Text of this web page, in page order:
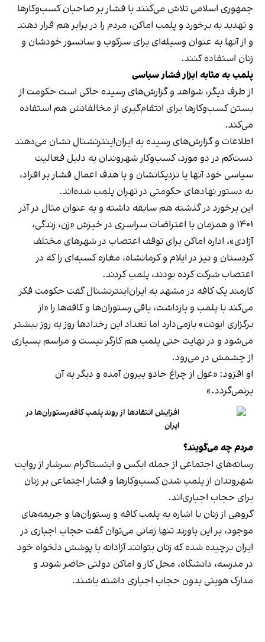
جمهوری اسلامی تلاش می‌کنند با فشار بر صاحبان کسب‌وکارها
و تهدید به برخورد و پلمب اماکن، مردم را در برابر هم قرار دهند
و از آنها به عنوان وسیله‌ای برای سرکوب و سانسور خودشان و
زنان استفاده کنند.
پلمب به مثابه ابزار فشار سیاسی
از طرف دیگر، شواهد و گزارش‌های رسیده حاکی است حکومت از
بستن کسب‌وکارها برای انتقام‌گیری از مخالفانش هم استفاده
می‌کند.
اطلاعات و گزارش‌های رسیده به ایران‌اینترنشنال نشان می‌دهند
دست‌کم در دو مورد، کسب‌وکار شهروندان به دلیل فعالیت
سیاسی خود آنها یا نزدیکانشان و با هدف اعمال فشار بر افراد،
به دستور نهادهای حکومتی در تهران پلمب شده‌اند.
این برخورد در گذشته هم سابقه داشته و به عنوان مثال در آذر
۱۴۰۱ و همزمان با اعتراضات سراسری در خیزش «زن، زندگی،
آزادی»، اداره اماکن برای توقف اعتصاب در شهرهای مختلف
کردستان و نیز در ایلام و کرمانشاه، مغازه کسبه‌ای را که در
اعتصاب شرکت کرده بودند، پلمب کردند.
کارمند یک کافه در مشهد به ایران‌اینترنشنال گفت حکومت فکر
می‌کند با پلمب و بازداشت، باقی رستوران‌ها و کافه‌ها را «از
برگزاری ایونت» بازمی‌دارد اما تعداد این رخدادها روز به روز بیشتر
می‌شود و در نهایت حتی پلمب هم کارگر نیست و مراسم بسیاری
از چشمش در می‌رود.
او افزود: «غول از چراغ جادو بیرون آمده و دیگر به آن
برنمی‎‌گردد.»
افزایش انتقادها از روند پلمب کافه‌رستوران‌ها در
ایران
مردم چه می‌گویند؟
رسانه‎‌های اجتماعی از جمله ایکس و اینستاگرام سرشار از روایت
شهروندان از پلمب شدن کسب‌وکارها و فشار اجتماعی بر زنان
برای حجاب اجباری‌اند.
گروهی از زنان با اشاره به پلمب کافه و رستوران‌ها و جریمه‌های
موجود، بر این باورند تنها زمانی می‌توان گفت حجاب اجباری در
ایران برچیده شده که زنان بتوانند آزادانه با پوشش دلخواه خود
در مدرسه، دانشگاه، محل کار و اماکن دولتی حاضر شوند و
مدارک هویتی بدون حجاب اجباری داشته باشند.